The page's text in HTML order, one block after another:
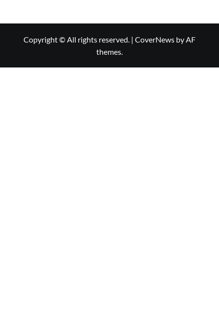
Copyright © All rights reserved. | CoverNews by AF
themes.